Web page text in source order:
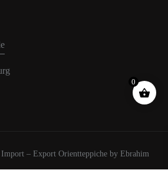
– Export Orientteppiche by Ebrahim
0